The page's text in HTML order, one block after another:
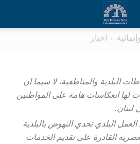
اخبار
البلدية والمناطقية، لا سيما ان
لها انعكاسات هامة على المواطنين
لبنان.
البلدي تحدي النهوض بالبلدية
القادرة على تقديم الخدمات